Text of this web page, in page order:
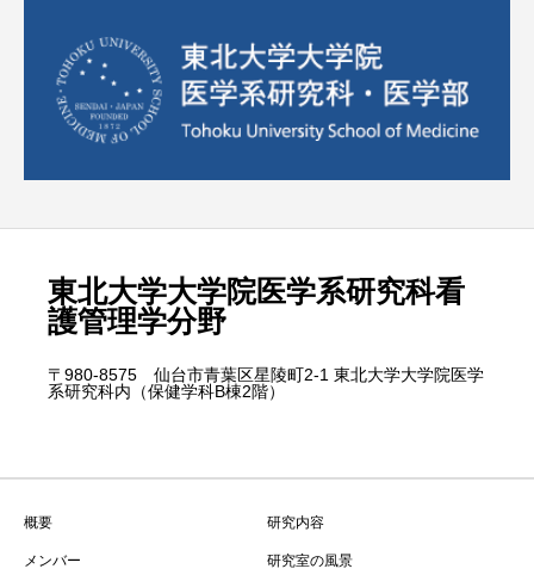
東北大学大学院医学系研究科看
護管理学分野
〒980-8575 仙台市青葉区星陵町2-1 東北大学大学院医学
系研究科内（保健学科B棟2階）
概要 研究内容
メンバー 研究室の風景